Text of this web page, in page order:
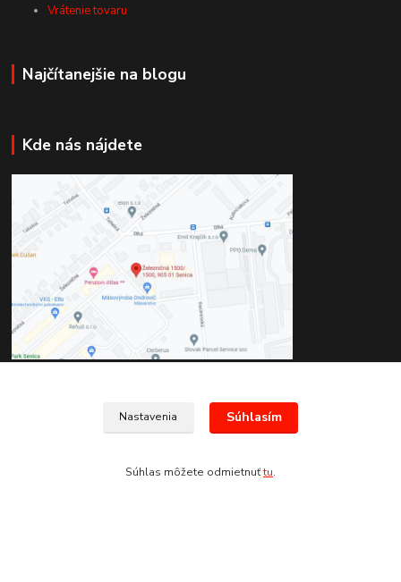
Vrátenie tovaru
Najčítanejšie na blogu
Kde nás nájdete
(Po-Pia, 8:30-17:30 hod.)
Nastavenia Súhlasím
Súhlas môžete odmietnuťtu.